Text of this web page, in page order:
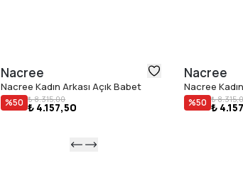
Nacree
Nacree Kadın Arkası Açık Babet
%50 ₺ 8.315,00
₺ 4.157,50
Nacree
Nacree
%50 ₺
₺